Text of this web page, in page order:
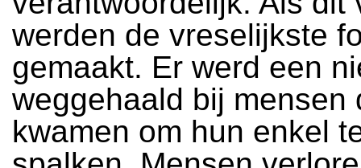
werden de vreselijkste
gemaakt. Er werd een
weggehaald bij mensen
kwamen om hun enkel